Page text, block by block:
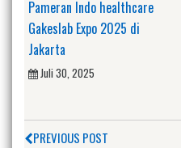
Pameran Indo healthcare
Gakeslab Expo 2025 di
Jakarta
Juli 30, 2025
PREVIOUS POST